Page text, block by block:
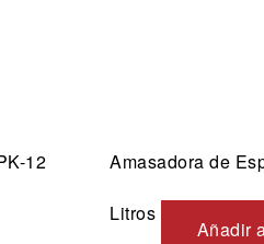
12 Amasadora de
Litros
Añadir